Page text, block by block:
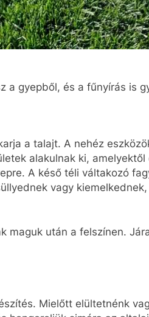
a gyepből, és a fűnyírás is
a talajt. A nehéz
alakulnak ki, amelyektől
A késő téli váltakozó
vagy kiemelkednek,
maguk után a felszínen.
Mielőtt elültetnénk